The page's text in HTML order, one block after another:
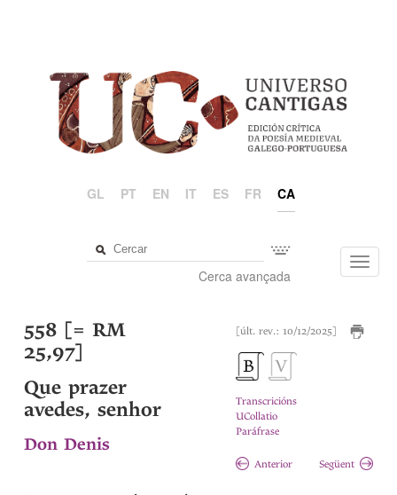
GL PT EN IT ES FR CA
Cerca avançada
[últ. rev.: 10/12/2025]
Transcricións
UCollatio
Paráfrase
Anterior Següent
558 [= RM
25,97]
Que prazer
avedes, senhor
Don Denis